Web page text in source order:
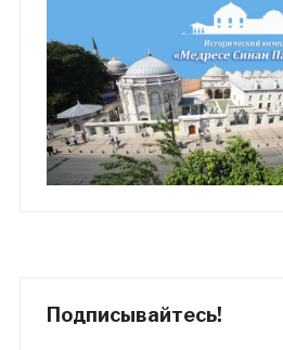
Подписывайтесь!